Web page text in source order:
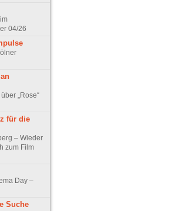
04/26
„Rose“
für die
– Wieder
zum Film
Day –
Suche